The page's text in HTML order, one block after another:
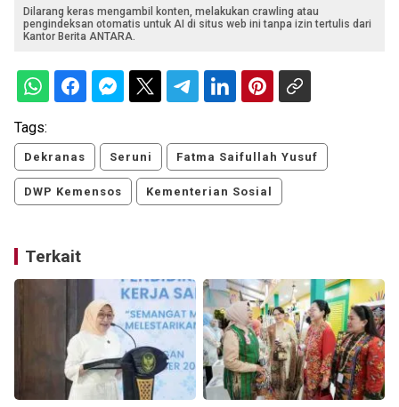
Dilarang keras mengambil konten, melakukan crawling atau
pengindeksan otomatis untuk AI di situs web ini tanpa izin tertulis dari
Kantor Berita ANTARA.
Tags:
Dekranas Seruni Fatma Saifullah Yusuf
DWP Kemensos Kementerian Sosial
Terkait